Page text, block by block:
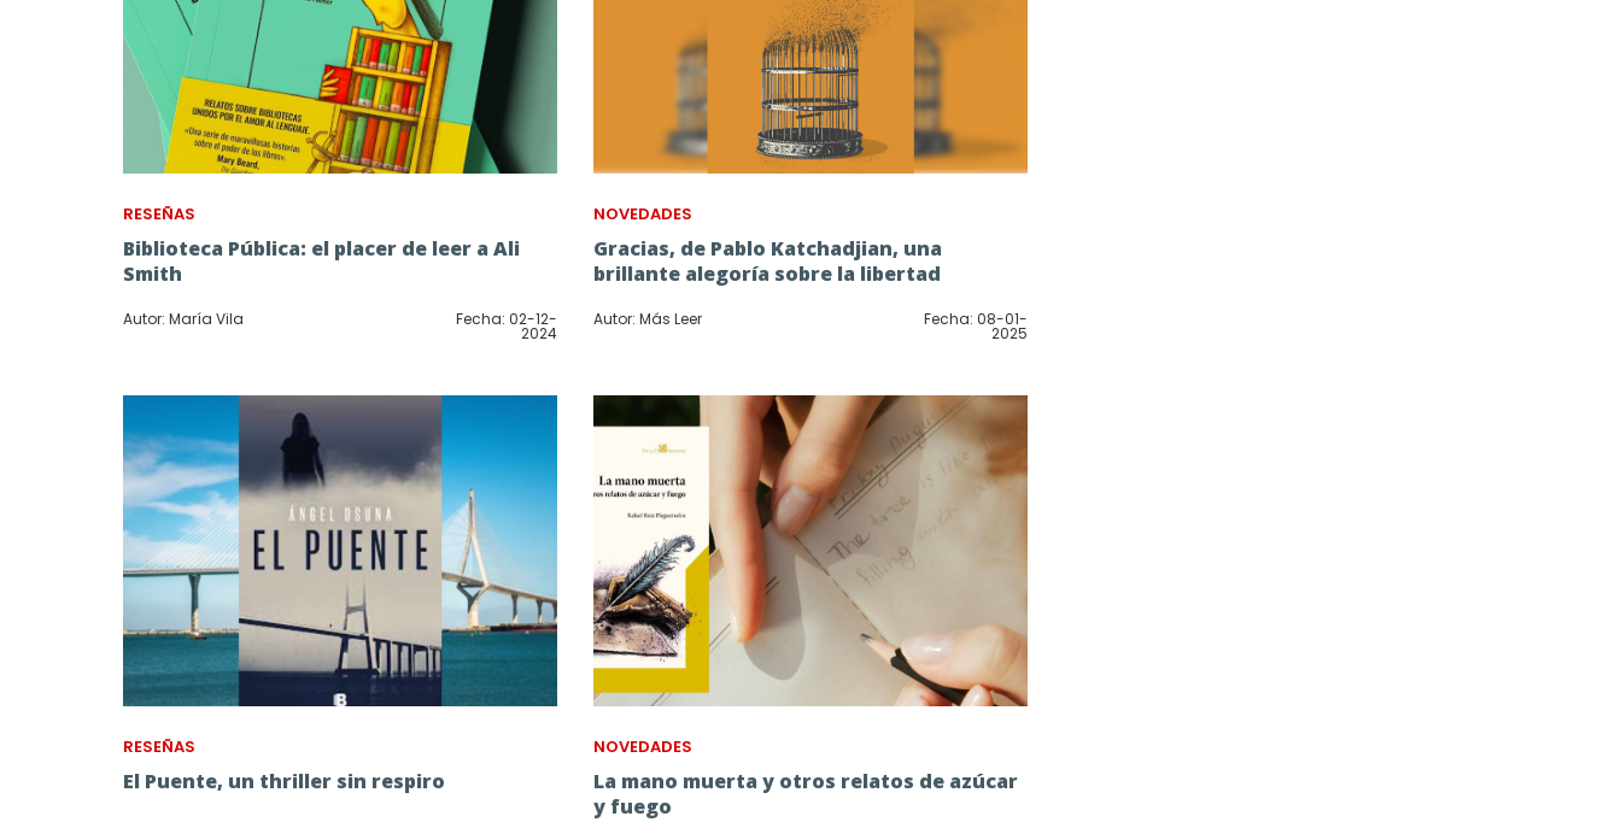
RESEÑAS
Biblioteca Pública: el placer de leer a Ali
Smith
Autor: María Vila Fecha: 02-12-
2024
NOVEDADES
Gracias, de Pablo Katchadjian, una
brillante alegoría sobre la libertad
Autor: Más Leer Fecha: 08-01-
2025
RESEÑAS
El Puente, un thriller sin respiro
NOVEDADES
La mano muerta y otros relatos de azúcar
y fuego